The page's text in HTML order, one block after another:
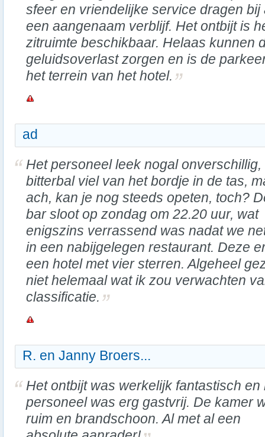
sfeer en vriendelijke service dragen bij
een aangenaam verblijf. Het ontbijt is
zitruimte beschikbaar. Helaas kunnen
geluidsoverlast zorgen en is de
het terrein van het hotel.
ad
Het personeel leek nogal onverschillig,
bitterbal viel van het bordje in de tas,
ach, kan je nog steeds opeten, toch?
bar sloot op zondag om 22.20 uur, wat
enigszins verrassend was nadat we
in een nabijgelegen restaurant. Deze
een hotel met vier sterren. Algeheel
niet helemaal wat ik zou verwachten
classificatie.
R. en Janny Broers...
Het ontbijt was werkelijk fantastisch en
personeel was erg gastvrij. De kamer
ruim en brandschoon. Al met al een